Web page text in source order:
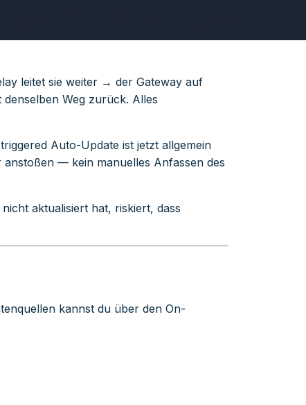
leitet sie weiter → der Gateway auf
Weg zurück. Alles
Auto-Update ist jetzt allgemein
— kein manuelles Anfassen des
aktualisiert hat, riskiert, dass
kannst du über den On-